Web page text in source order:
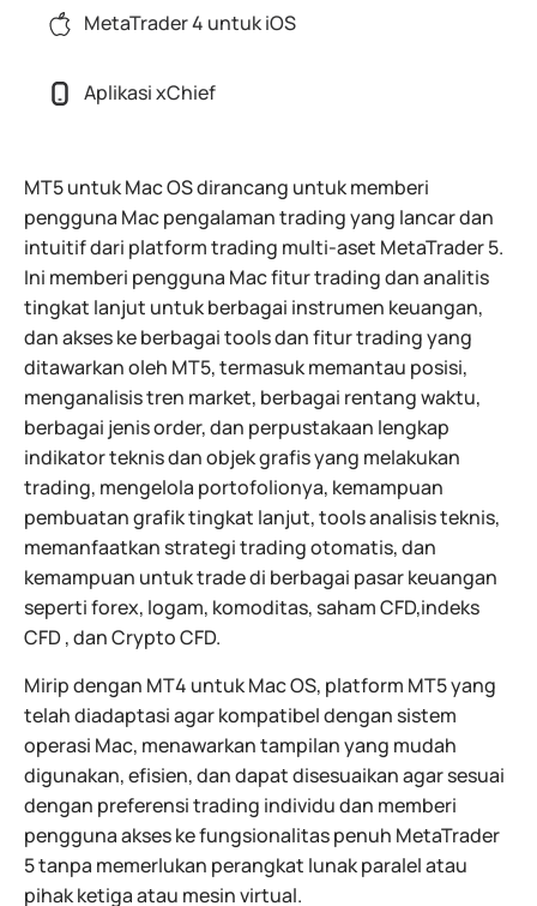
MetaTrader 4 untuk iOS
Aplikasi xChief
MT5 untuk Mac OS dirancang untuk memberi
pengguna Mac pengalaman trading yang lancar dan
intuitif dari platform trading multi-aset MetaTrader 5.
Ini memberi pengguna Mac fitur trading dan analitis
tingkat lanjut untuk berbagai instrumen keuangan,
dan akses ke berbagai tools dan fitur trading yang
ditawarkan oleh MT5, termasuk memantau posisi,
menganalisis tren market, berbagai rentang waktu,
berbagai jenis order, dan perpustakaan lengkap
indikator teknis dan objek grafis yang melakukan
trading, mengelola portofolionya, kemampuan
pembuatan grafik tingkat lanjut, tools analisis teknis,
memanfaatkan strategi trading otomatis, dan
kemampuan untuk trade di berbagai pasar keuangan
seperti forex, logam, komoditas, saham CFD,indeks
CFD , dan Crypto CFD.
Mirip dengan MT4 untuk Mac OS, platform MT5 yang
telah diadaptasi agar kompatibel dengan sistem
operasi Mac, menawarkan tampilan yang mudah
digunakan, efisien, dan dapat disesuaikan agar sesuai
dengan preferensi trading individu dan memberi
pengguna akses ke fungsionalitas penuh MetaTrader
5 tanpa memerlukan perangkat lunak paralel atau
pihak ketiga atau mesin virtual.